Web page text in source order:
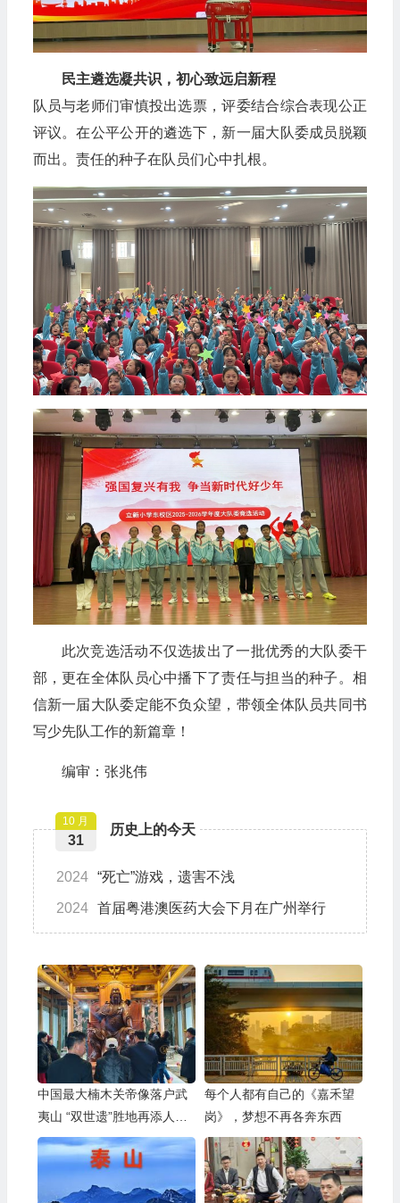
民主遴选凝共识，初心致远启新程
队员与老师们审慎投出选票，评委结合综合表现公正
评议。在公平公开的遴选下，新一届大队委成员脱颖
而出。责任的种子在队员们心中扎根。
此次竞选活动不仅选拔出了一批优秀的大队委干
部，更在全体队员心中播下了责任与担当的种子。相
信新一届大队委定能不负众望，带领全体队员共同书
写少先队工作的新篇章！
编审：张兆伟
历史上的今天
10 月
31
2024 “死亡”游戏，遗害不浅
2024 首届粤港澳医药大会下月在广州举行
中国最大楠木关帝像落户武
夷山 “双世遗”胜地再添人文
新亮点
每个人都有自己的《嘉禾望
岗》，梦想不再各奔东西